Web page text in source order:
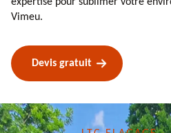
Vimeu.
Devis gratuit